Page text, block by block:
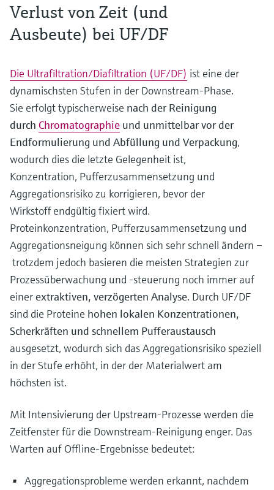
Verlust von Zeit (und
Ausbeute) bei UF/DF
Die Ultrafiltration/Diafiltration (UF/DF) ist eine der
dynamischsten Stufen in der Downstream-Phase.
Sie erfolgt typischerweise nach der Reinigung
durch Chromatographie und unmittelbar vor der
Endformulierung und Abfüllung und Verpackung,
wodurch dies die letzte Gelegenheit ist,
Konzentration, Pufferzusammensetzung und
Aggregationsrisiko zu korrigieren, bevor der
Wirkstoff endgültig fixiert wird.
Proteinkonzentration, Pufferzusammensetzung und
Aggregationsneigung können sich sehr schnell ändern –
trotzdem jedoch basieren die meisten Strategien zur
Prozessüberwachung und -steuerung noch immer auf
einerextraktiven, verzögerten Analyse. Durch UF/DF
sind die Proteine hohen lokalen Konzentrationen,
Scherkräften und schnellem Pufferaustausch
ausgesetzt, wodurch sich das Aggregationsrisiko speziell
in der Stufe erhöht, in der der Materialwert am
höchsten ist.
Mit Intensivierung der Upstream-Prozesse werden die
Zeitfenster für die Downstream-Reinigung enger. Das
Warten auf Offline-Ergebnisse bedeutet:
Aggregationsprobleme werden erkannt, nachdem